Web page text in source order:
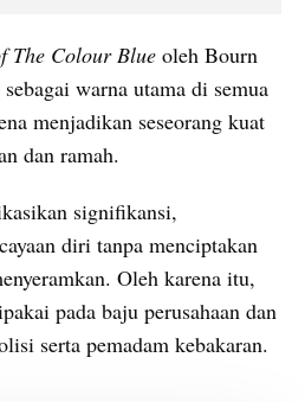
The Colour Blue oleh Bourn
warna utama di semua
menjadikan seseorang kuat
dan ramah.
signifikansi,
diri tanpa menciptakan
Oleh karena itu,
pada baju perusahaan dan
serta pemadam kebakaran.